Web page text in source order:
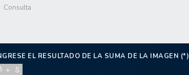
EL RESULTADO DE LA SUMA DE LA IMAGEN (*)